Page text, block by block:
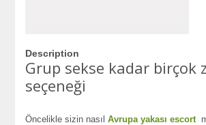
Description
Grup sekse kadar birçok
seçeneği
Öncelikle sizin nasılAvrupa yakası escort